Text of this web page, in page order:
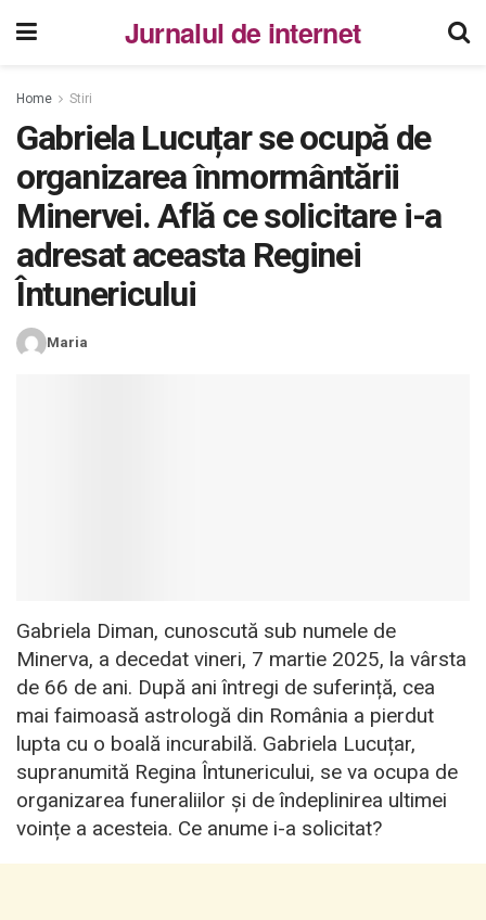
Jurnalul de internet
Home Stiri
Gabriela Lucuțar se ocupă de
organizarea înmormântării
Minervei. Află ce solicitare i-a
adresat aceasta Reginei
Întunericului
Maria
Gabriela Diman, cunoscută sub numele de
Minerva, a decedat vineri, 7 martie 2025, la vârsta
de 66 de ani. După ani întregi de suferință, cea
mai faimoasă astrologă din România a pierdut
lupta cu o boală incurabilă. Gabriela Lucuțar,
supranumită Regina Întunericului, se va ocupa de
organizarea funeraliilor și de îndeplinirea ultimei
voințe a acesteia. Ce anume i-a solicitat?